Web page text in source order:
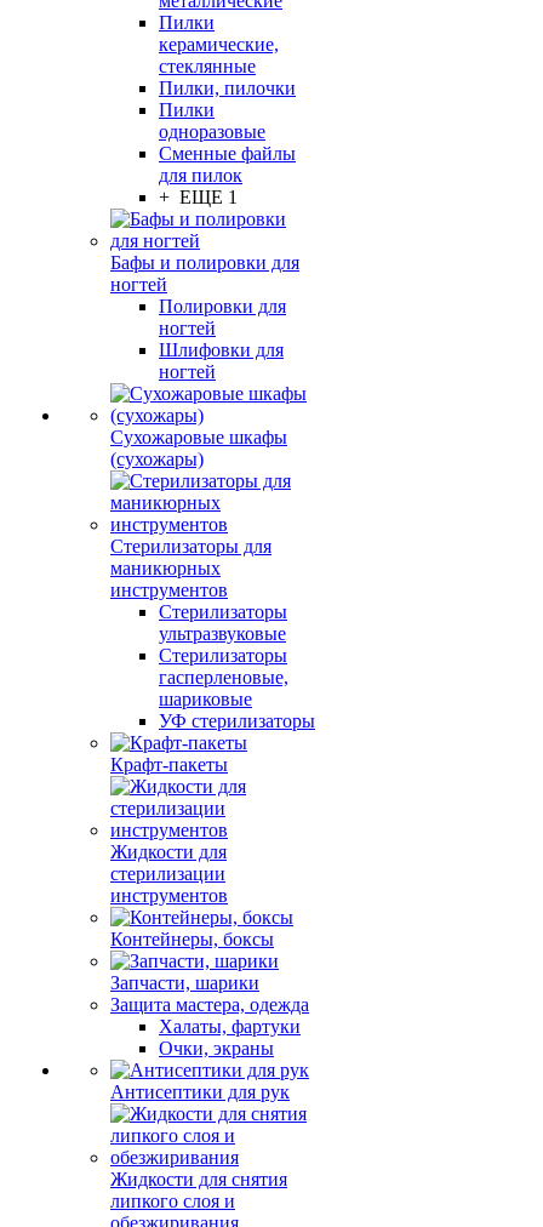
Пилки
керамические,
стеклянные
Пилки, пилочки
Пилки
одноразовые
Сменные файлы
для пилок
+ ЕЩЕ 1
Бафы и полировки для
ногтей
Полировки для
ногтей
Шлифовки для
ногтей
Сухожаровые шкафы
(сухожары)
Стерилизаторы для
маникюрных
инструментов
Стерилизаторы
ультразвуковые
Стерилизаторы
гасперленовые,
шариковые
УФ стерилизаторы
Крафт-пакеты
Жидкости для
стерилизации
инструментов
Контейнеры, боксы
Запчасти, шарики
Защита мастера, одежда
Халаты, фартуки
Очки, экраны
Антисептики для рук
Жидкости для снятия
липкого слоя и
обезжиривания